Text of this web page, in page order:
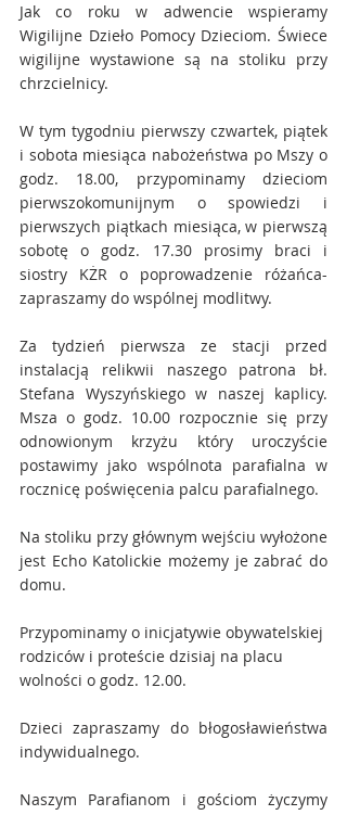
Jak co roku w adwencie wspieramy
Wigilijne Dzieło Pomocy Dzieciom. Świece
wigilijne wystawione są na stoliku przy
chrzcielnicy.
W tym tygodniu pierwszy czwartek, piątek
i sobota miesiąca nabożeństwa po Mszy o
godz. 18.00, przypominamy dzieciom
pierwszokomunijnym o spowiedzi i
pierwszych piątkach miesiąca, w pierwszą
sobotę o godz. 17.30 prosimy braci i
siostry KŻR o poprowadzenie różańca-
zapraszamy do wspólnej modlitwy.
Za tydzień pierwsza ze stacji przed
instalacją relikwii naszego patrona bł.
Stefana Wyszyńskiego w naszej kaplicy.
Msza o godz. 10.00 rozpocznie się przy
odnowionym krzyżu który uroczyście
postawimy jako wspólnota parafialna w
rocznicę poświęcenia palcu parafialnego.
Na stoliku przy głównym wejściu wyłożone
jest Echo Katolickie możemy je zabrać do
domu.
Przypominamy o inicjatywie obywatelskiej
rodziców i proteście dzisiaj na placu
wolności o godz. 12.00.
Dzieci zapraszamy do błogosławieństwa
indywidualnego.
Naszym Parafianom i gościom życzymy